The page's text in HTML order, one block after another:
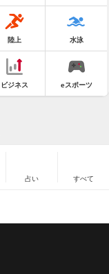
陸上 水泳
ビジネス eスポーツ
占い すべて